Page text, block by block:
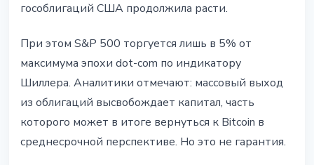
гособлигаций США продолжила расти.
При этом S&P 500 торгуется лишь в 5% от
максимума эпохи dot-com по индикатору
Шиллера. Аналитики отмечают: массовый выход
из облигаций высвобождает капитал, часть
которого может в итоге вернуться к Bitcoin в
среднесрочной перспективе. Но это не гарантия.